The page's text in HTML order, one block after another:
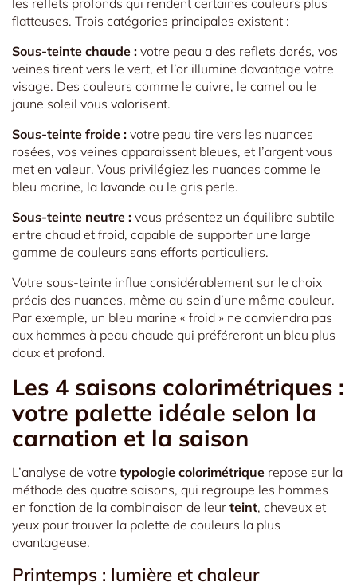
flatteuses. Trois catégories principales existent :
Sous-teinte chaude : votre peau a des reflets dorés, vos
veines tirent vers le vert, et l’or illumine davantage votre
visage. Des couleurs comme le cuivre, le camel ou le
jaune soleil vous valorisent.
Sous-teinte froide : votre peau tire vers les nuances
rosées, vos veines apparaissent bleues, et l’argent vous
met en valeur. Vous privilégiez les nuances comme le
bleu marine, la lavande ou le gris perle.
Sous-teinte neutre : vous présentez un équilibre subtile
entre chaud et froid, capable de supporter une large
gamme de couleurs sans efforts particuliers.
Votre sous-teinte influe considérablement sur le choix
précis des nuances, même au sein d’une même couleur.
Par exemple, un bleu marine « froid » ne conviendra pas
aux hommes à peau chaude qui préféreront un bleu plus
doux et profond.
Les 4 saisons colorimétriques :
votre palette idéale selon la
carnation et la saison
L’analyse de votre typologie colorimétrique repose sur la
méthode des quatre saisons, qui regroupe les hommes
en fonction de la combinaison de leur teint, cheveux et
yeux pour trouver la palette de couleurs la plus
avantageuse.
Printemps : lumière et chaleur